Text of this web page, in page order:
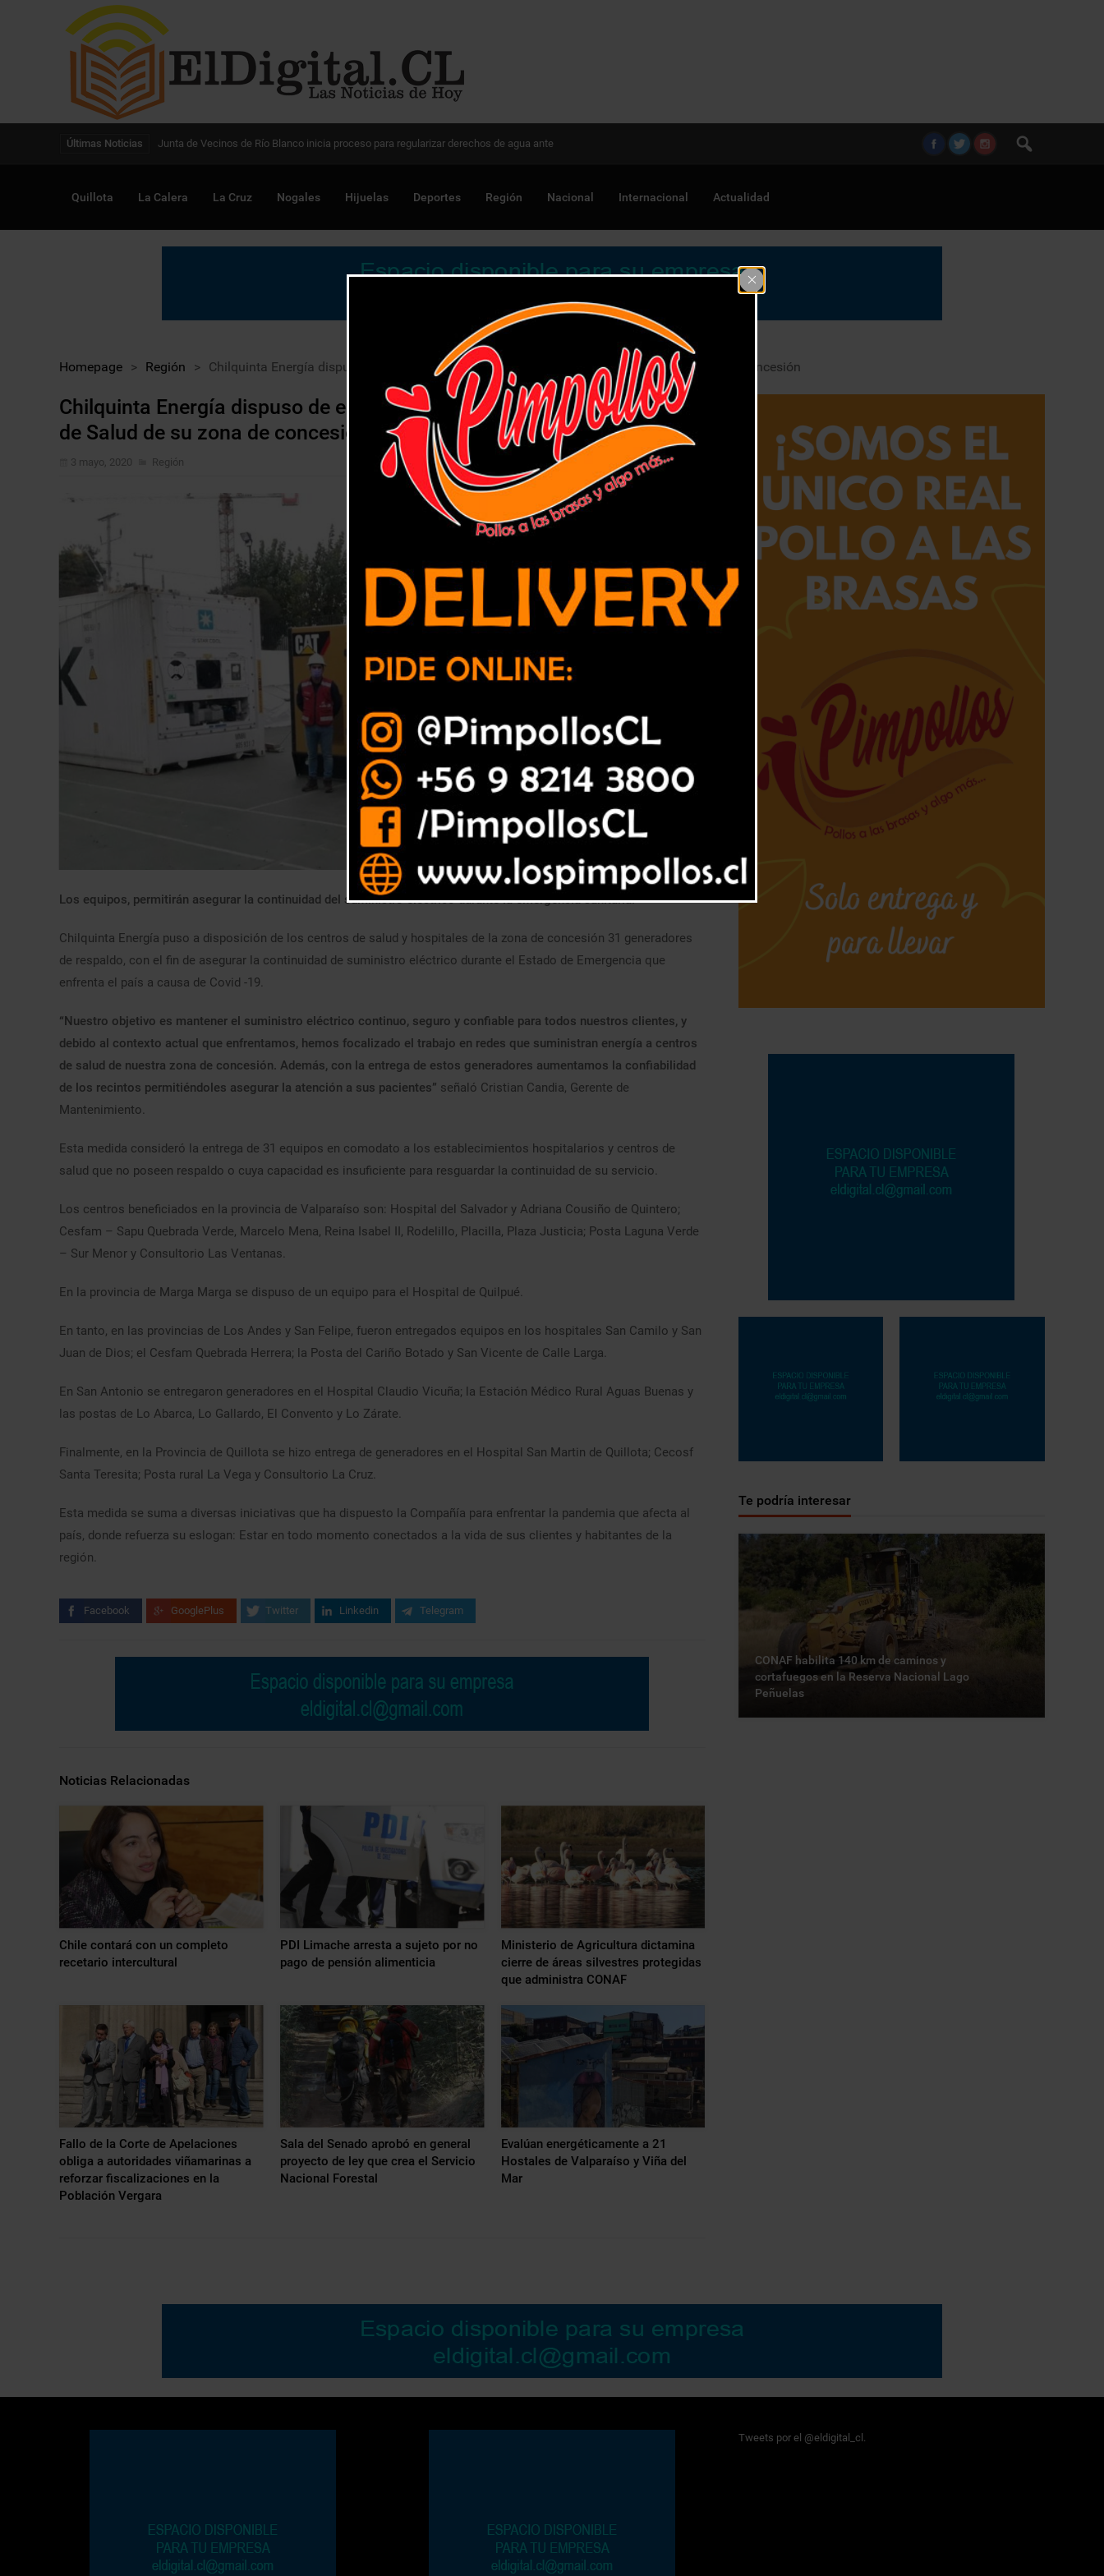
Últimas Noticias Digitalización de la gestión pública avanza en Chile para optimizar proyectos
Quillota La Calera La Cruz Nogales Hijuelas Deportes Región Nacional Internacional Actualidad
Homepage > Región > Chilquinta Energía dispuso de equipos generadores para 31 Centros de Salud de su zona de concesión
Chilquinta Energía dispuso de equipos generadores para 31 Centros
de Salud de su zona de concesión
3 mayo, 2020 Región
Los equipos, permitirán asegurar la continuidad del suministro eléctrico durante la emergencia sanitaria.
Chilquinta Energía puso a disposición de los centros de salud y hospitales de la zona de concesión 31 generadores
de respaldo, con el fin de asegurar la continuidad de suministro eléctrico durante el Estado de Emergencia que
enfrenta el país a causa de Covid -19.
“Nuestro objetivo es mantener el suministro eléctrico continuo, seguro y confiable para todos nuestros clientes, y
debido al contexto actual que enfrentamos, hemos focalizado el trabajo en redes que suministran energía a centros
de salud de nuestra zona de concesión. Además, con la entrega de estos generadores aumentamos la confiabilidad
de los recintos permitiéndoles asegurar la atención a sus pacientes” señaló Cristian Candia, Gerente de
Mantenimiento.
Esta medida consideró la entrega de 31 equipos en comodato a los establecimientos hospitalarios y centros de
salud que no poseen respaldo o cuya capacidad es insuficiente para resguardar la continuidad de su servicio.
Los centros beneficiados en la provincia de Valparaíso son: Hospital del Salvador y Adriana Cousiño de Quintero;
Cesfam – Sapu Quebrada Verde, Marcelo Mena, Reina Isabel II, Rodelillo, Placilla, Plaza Justicia; Posta Laguna Verde
– Sur Menor y Consultorio Las Ventanas.
En la provincia de Marga Marga se dispuso de un equipo para el Hospital de Quilpué.
En tanto, en las provincias de Los Andes y San Felipe, fueron entregados equipos en los hospitales San Camilo y San
Juan de Dios; el Cesfam Quebrada Herrera; la Posta del Cariño Botado y San Vicente de Calle Larga.
En San Antonio se entregaron generadores en el Hospital Claudio Vicuña; la Estación Médico Rural Aguas Buenas y
las postas de Lo Abarca, Lo Gallardo, El Convento y Lo Zárate.
Finalmente, en la Provincia de Quillota se hizo entrega de generadores en el Hospital San Martin de Quillota; Cecosf
Santa Teresita; Posta rural La Vega y Consultorio La Cruz.
Esta medida se suma a diversas iniciativas que ha dispuesto la Compañía para enfrentar la pandemia que afecta al
país, donde refuerza su eslogan: Estar en todo momento conectados a la vida de sus clientes y habitantes de la
región.
Facebook GooglePlus Twitter Linkedin Telegram
Noticias Relacionadas
Chile contará con un completo
recetario intercultural
PDI Limache arresta a sujeto por no
pago de pensión alimenticia
Ministerio de Agricultura dictamina
cierre de áreas silvestres protegidas
que administra CONAF
Fallo de la Corte de Apelaciones
obliga a autoridades viñamarinas a
reforzar fiscalizaciones en la
Población Vergara
Sala del Senado aprobó en general
proyecto de ley que crea el Servicio
Nacional Forestal
Evalúan energéticamente a 21
Hostales de Valparaíso y Viña del
Mar
Te podría interesar
CONAF habilita 140 km de caminos y
cortafuegos en la Reserva Nacional Lago
Peñuelas
Tweets por el @eldigital_cl.